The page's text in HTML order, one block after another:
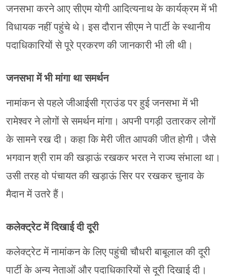
जनसभा करने आए सीएम योगी आदित्यनाथ के कार्यक्रम में भी
विधायक नहीं पहुंचे थे। इस दौरान सीएम ने पार्टी के स्थानीय
पदाधिकारियों से पूरे प्रकरण की जानकारी भी ली थी।
जनसभा में भी मांगा था समर्थन
नामांकन से पहले जीआईसी ग्राउंड पर हुई जनसभा में भी
रामेश्वर ने लोगों से समर्थन मांगा। अपनी पगड़ी उतारकर लोगों
के सामने रख दी। कहा कि मेरी जीत आपकी जीत होगी। जैसे
भगवान श्री राम की खड़ाऊं रखकर भरत ने राज्य संभाला था।
उसी तरह वो पंचायत की खड़ाऊं सिर पर रखकर चुनाव के
मैदान में उतरे हैं।
कलेक्ट्रेट में दिखाई दी दूरी
कलेक्ट्रेट में नामांकन के लिए पहुंची चौधरी बाबूलाल की दूरी
पार्टी के अन्य नेताओं और पदाधिकारियों से दूरी दिखाई दी।